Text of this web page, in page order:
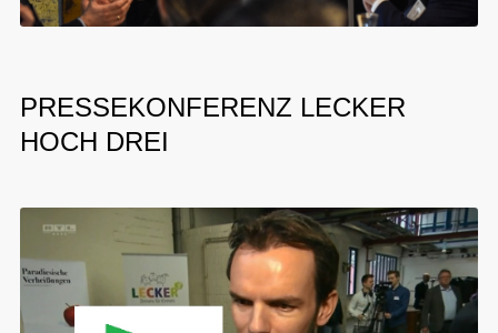
PRESSEKONFERENZ LECKER
HOCH DREI